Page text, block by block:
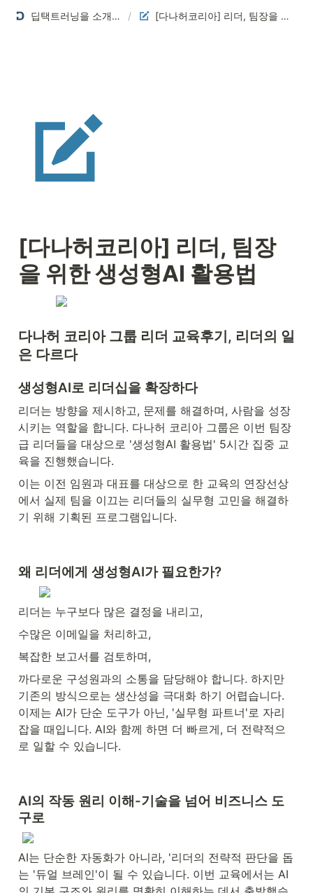
딥택트러닝을 소개합니다 / [다나허코리아] 리더, 팀장을 위한 생성형AI 활용법
[다나허코리아] 리더, 팀장
을 위한 생성형AI 활용법
다나허 코리아 그룹 리더 교육후기, 리더의 일
은 다르다
생성형AI로 리더십을 확장하다
리더는 방향을 제시하고, 문제를 해결하며, 사람을 성장
시키는 역할을 합니다. 다나허 코리아 그룹은 이번 팀장
급 리더들을 대상으로 '생성형AI 활용법' 5시간 집중 교
육을 진행했습니다.
이는 이전 임원과 대표를 대상으로 한 교육의 연장선상
에서 실제 팀을 이끄는 리더들의 실무형 고민을 해결하
기 위해 기획된 프로그램입니다.
왜 리더에게 생성형AI가 필요한가?
리더는 누구보다 많은 결정을 내리고,
수많은 이메일을 처리하고,
복잡한 보고서를 검토하며,
까다로운 구성원과의 소통을 담당해야 합니다. 하지만
기존의 방식으로는 생산성을 극대화 하기 어렵습니다.
이제는 AI가 단순 도구가 아닌, '실무형 파트너'로 자리
잡을 때입니다. AI와 함께 하면 더 빠르게, 더 전략적으
로 일할 수 있습니다.
AI의 작동 원리 이해-기술을 넘어 비즈니스 도
구로
AI는 단순한 자동화가 아니라, '리더의 전략적 판단을 돕
는 '듀얼 브레인'이 될 수 있습니다. 이번 교육에서는 AI